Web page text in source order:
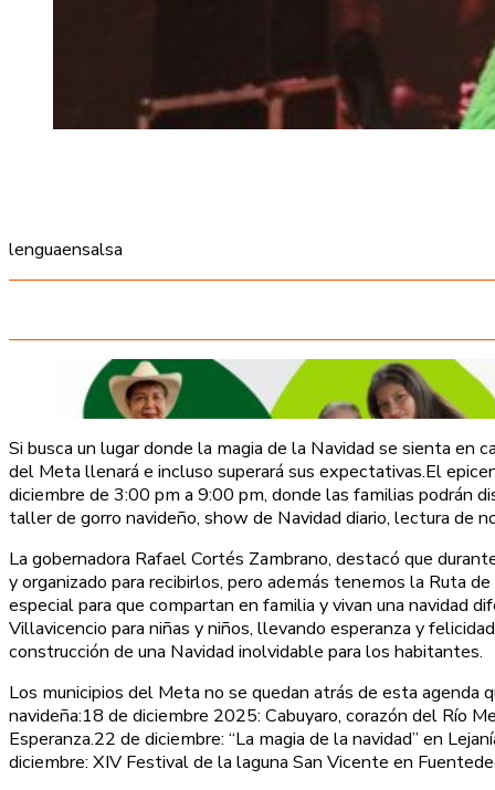
lenguaensalsa
Si busca un lugar donde la magia de la Navidad se sienta en
del Meta llenará e incluso superará sus expectativas.El
diciembre de 3:00 pm a 9:00 pm, donde las familias podrán
taller de gorro navideño, show de Navidad diario, lectura de
La gobernadora Rafael Cortés Zambrano, destacó que
y organizado para recibirlos, pero además tenemos la Ruta
especial para que compartan en familia y vivan una navidad
Villavicencio para niñas y niños, llevando esperanza y
construcción de una Navidad inolvidable para los habitantes.
Los municipios del Meta no se quedan atrás de esta
navideña:18 de diciembre 2025: Cabuyaro, corazón del Río
Esperanza.22 de diciembre: “La magia de la navidad” en
diciembre: XIV Festival de la laguna San Vicente en